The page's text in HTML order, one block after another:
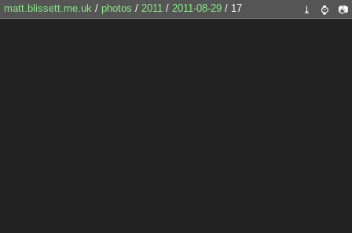
matt.blissett.me.uk / photos / 2011 / 2011-08-29 / 17 ⤓ ⌚ 📷